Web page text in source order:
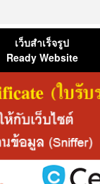
เว็บสำเร็จรูป
Ready Website